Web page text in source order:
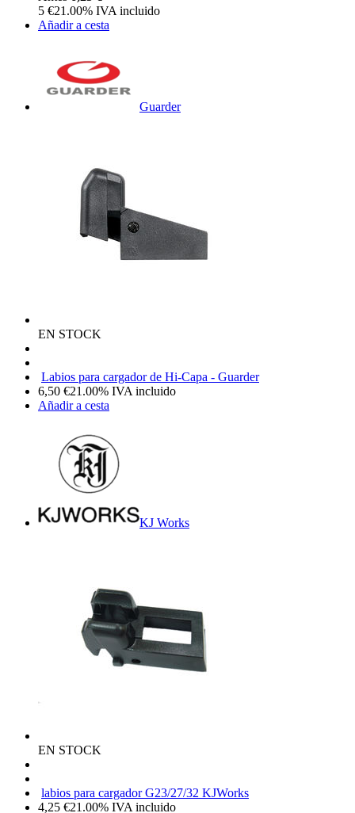
5 €21.00% IVA incluido
Añadir a cesta
Guarder
EN STOCK
Labios para cargador de Hi-Capa - Guarder
6,50 €21.00% IVA incluido
Añadir a cesta
KJ Works
EN STOCK
labios para cargador G23/27/32 KJWorks
4,25 €21.00% IVA incluido